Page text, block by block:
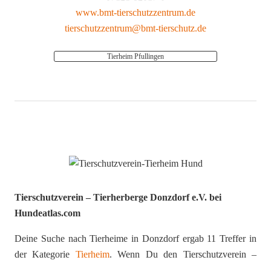
www.bmt-tierschutzzentrum.de
tierschutzzentrum@bmt-tierschutz.de
Tierheim Pfullingen
Tierschutzverein – Tierherberge Donzdorf e.V. bei
Hundeatlas.com
Deine Suche nach Tierheime in Donzdorf ergab 11 Treffer in
der Kategorie Tierheim. Wenn Du den Tierschutzverein –